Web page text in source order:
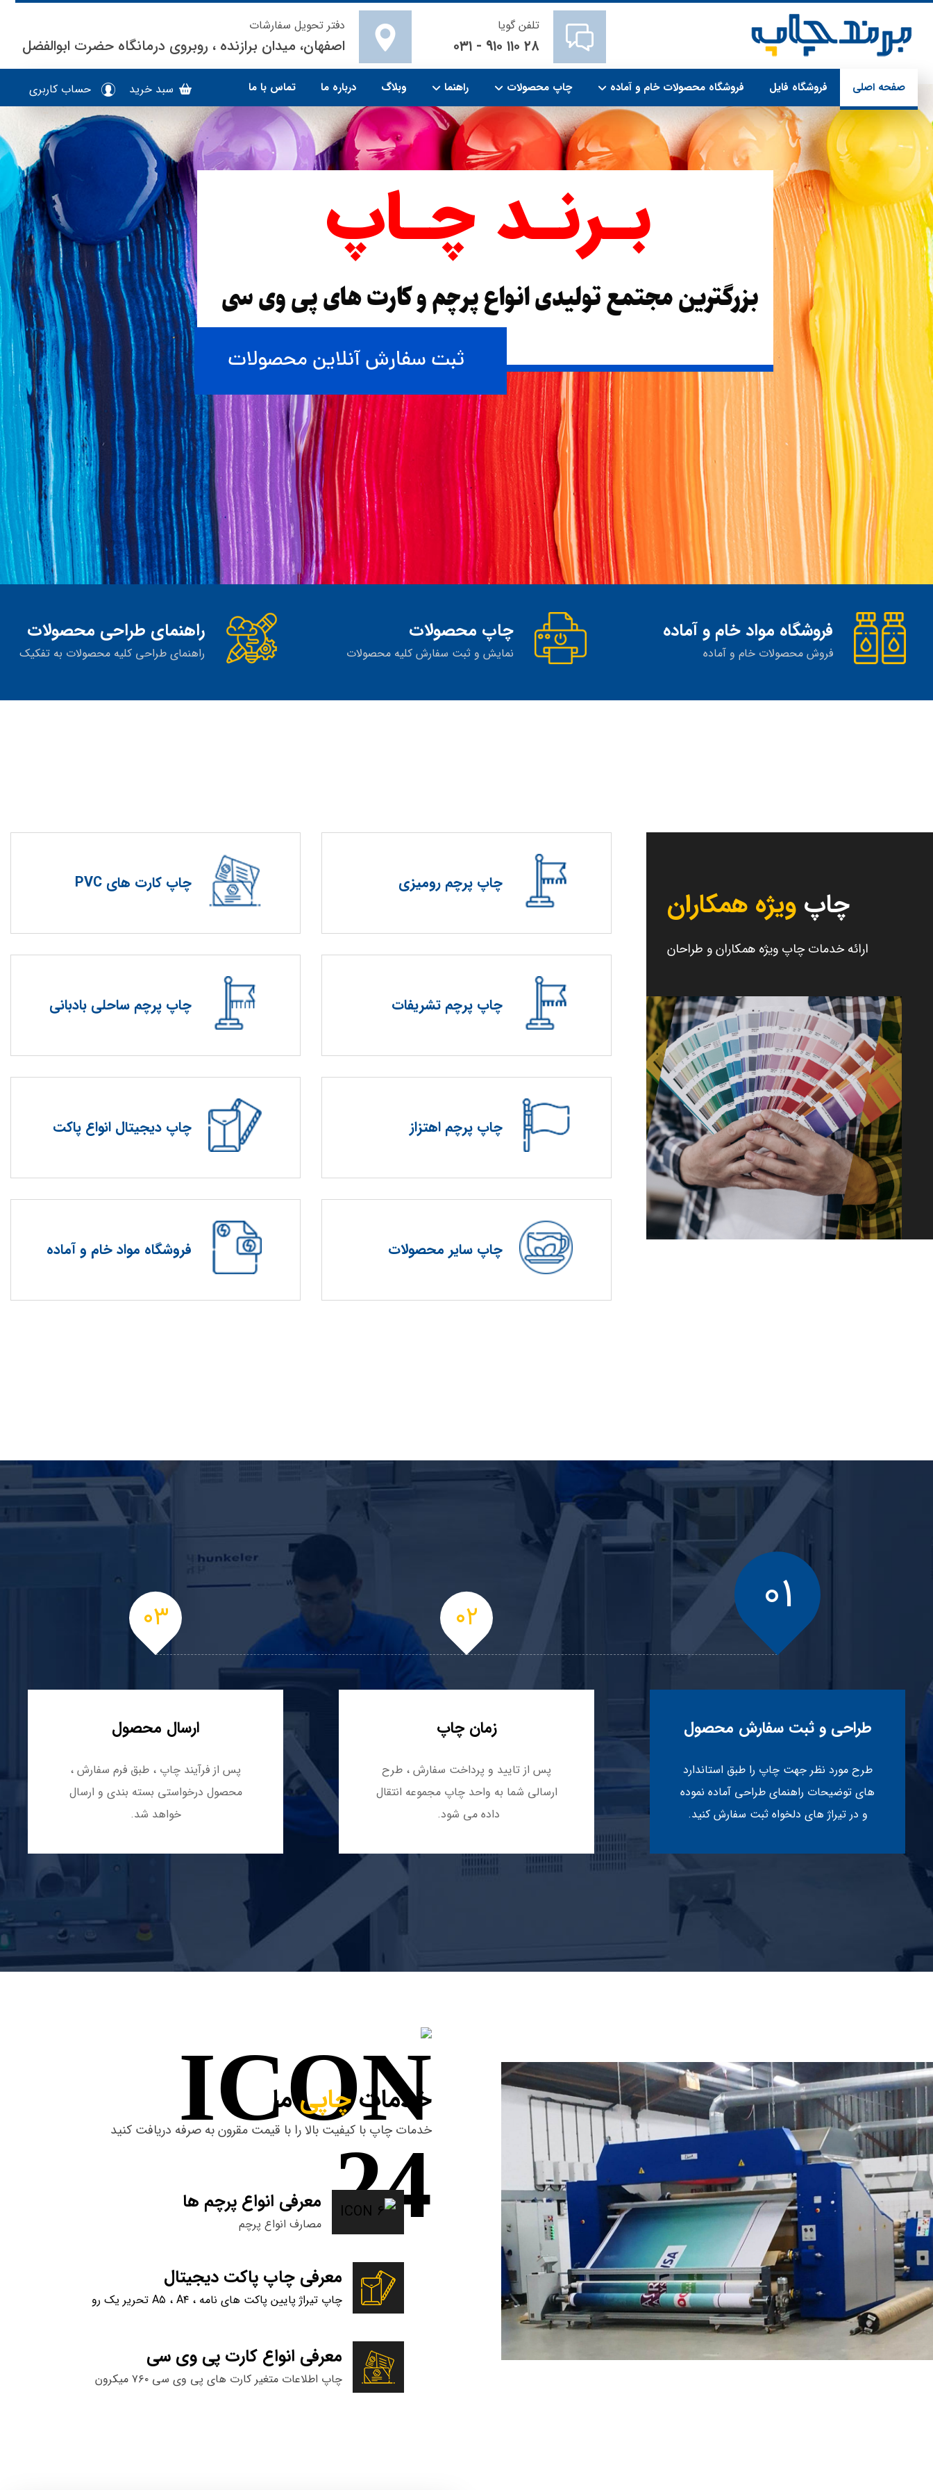
دفتر تحویل سفارشات
اصفهان، میدان برازنده ، روبروی درمانگاه حضرت ابوالفضل
تلفن گویا
۲۸ ۱۱۰ ۹۱۰ - ۰۳۱
صفحه اصلی فروشگاه فایل فروشگاه محصولات خام و آماده چاپ محصولات راهنما وبلاگ درباره ما تماس با ما حساب کاربری سبد خرید
بـرنـد چـاپ
بزرگترین مجتمع تولیدی انواع پرچم و کارت های پی وی سی
ثبت سفارش آنلاین محصولات
فروشگاه مواد خام و آماده
فروش محصولات خام و آماده
چاپ محصولات
نمایش و ثبت سفارش کلیه محصولات
راهنمای طراحی محصولات
راهنمای طراحی کلیه محصولات به تفکیک
چاپ ویژه همکاران
ارائه خدمات چاپ ویژه همکاران و طراحان
چاپ پرچم رومیزی
چاپ پرچم تشریفات
چاپ پرچم اهتزاز
چاپ سایر محصولات
چاپ کارت های PVC
چاپ پرچم ساحلی بادبانی
چاپ دیجیتال انواع پاکت
فروشگاه مواد خام و آماده
۰۱
طراحی و ثبت سفارش محصول
طرح مورد نظر جهت چاپ را طبق استاندارد
های توضیحات راهنمای طراحی آماده نموده
و در تیراژ های دلخواه ثبت سفارش کنید.
۰۲
زمان چاپ
پس از تایید و پرداخت سفارش ، طرح
ارسالی شما به واحد چاپ مجموعه انتقال
داده می شود.
۰۳
ارسال محصول
پس از فرآیند چاپ ، طبق فرم سفارش ،
محصول درخواستی بسته بندی و ارسال
خواهد شد.
خدماتچاپیما
خدمات چاپ با کیفیت بالا را با قیمت مقرون به صرفه دریافت کنید
معرفی انواع پرچم ها
مصارف انواع پرچم
معرفی چاپ پاکت دیجیتال
چاپ تیراژ پایین پاکت های نامه ، A۵ ، A۴ تحریر یک رو
معرفی انواع کارت پی وی سی
چاپ اطلاعات متغیر کارت های پی وی سی ۷۶۰ میکرون